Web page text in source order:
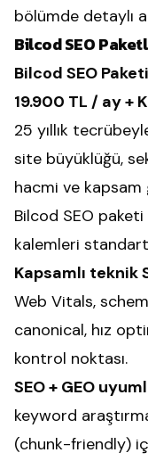
bölümde detaylı
Bilcod SEO
Bilcod SEO Paketi
19.900 TL / ay +
25 yıllık
site büyüklüğü,
hacmi ve
Bilcod SEO
kalemleri
Kapsamlı teknik
Web Vitals,
canonical, hız
kontrol noktası.
SEO + GEO
keyword
(chunk-friendly)